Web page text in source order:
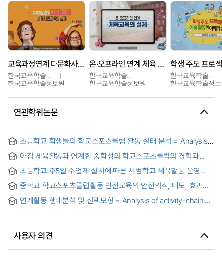
교육과정연계 다문화사회 세계시민교육의 실제
한국교육학술정보원
한국교육학술정보원
온·오프라인 연계 체육 교육의 실제(초등, 중등)
한국교육학술정보원
한국교육학술정보원
한국교육학술정보원
한국교육학술정
연관학위논문
초등학교 학생들의 학교스포츠클럽 활동 실태 분석 = Analysis
School Sports Club
아침 체육활동과 연계한 중학생의 학교스포츠클럽의 경험과
초등학교 주5일 수업제 실시에 따른 시범학교 체육활동 운영
Physical Activities in the Five-Day Class Week System
중학교 학교스포츠클럽활동 안전교육의 안전의식, 태도, 효과에
Consciousness, Attitudes, and Effectiveness of Safety
연계활동 행태분석 및 선택모형 = Analysis of activity-chaining
사용자 의견